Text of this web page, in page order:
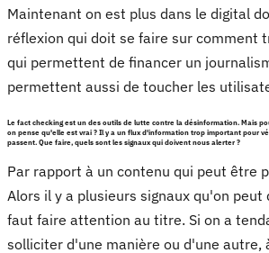
Maintenant on est plus dans le digital
réflexion qui doit se faire sur comment
qui permettent de financer un
permettent aussi de toucher les
Le fact checking est un des outils de lutte contre la désinformation. Mais
on pense qu'elle est vrai ? Il y a un flux d'information trop important pour
passent. Que faire, quels sont les signaux qui doivent nous alerter ?
Par rapport à un contenu qui peut être
Alors il y a plusieurs signaux qu'on peut
faut faire attention au titre. Si on a
solliciter d'une manière ou d'une autre,